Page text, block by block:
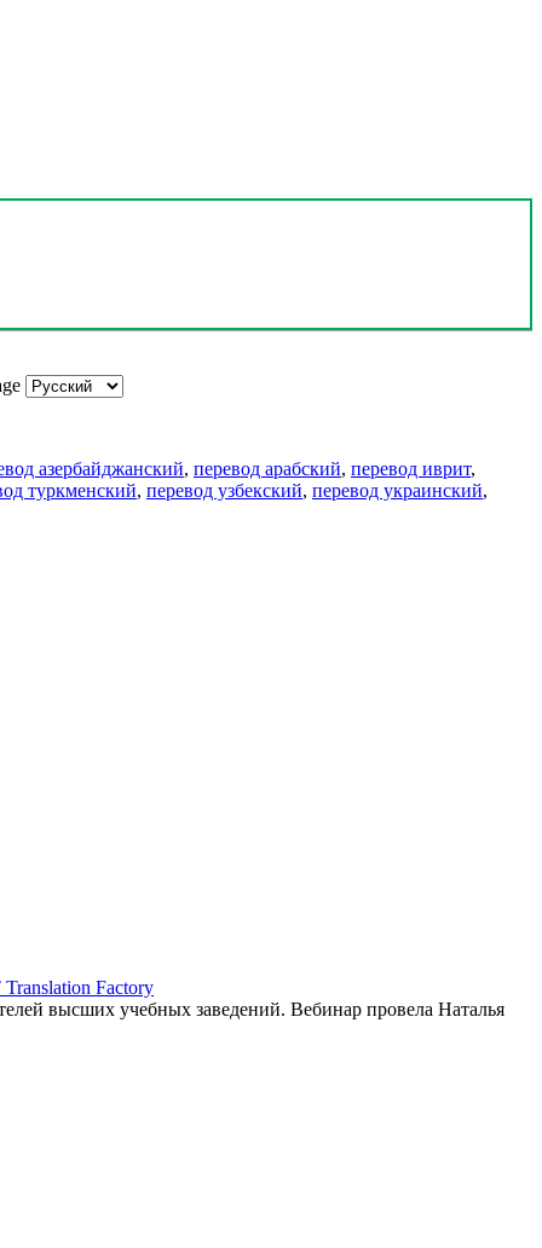
азербайджанский, перевод арабский, перевод иврит,
туркменский, перевод узбекский, перевод украинский,
Factory
высших учебных заведений. Вебинар провела Наталья